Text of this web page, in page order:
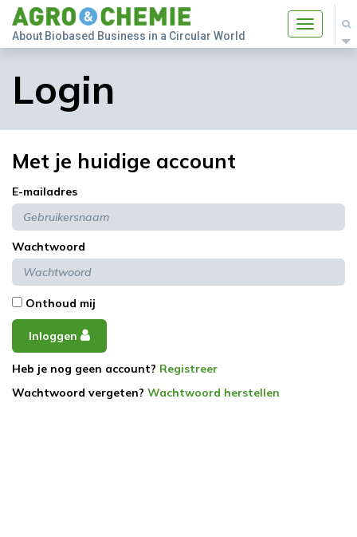
Toggle
About Biobased Business in a Circular World
Login
Met je huidige account
E-mailadres
Wachtwoord
Onthoud mij
Inloggen
Heb je nog geen account? Registreer
Wachtwoord vergeten? Wachtwoord herstellen